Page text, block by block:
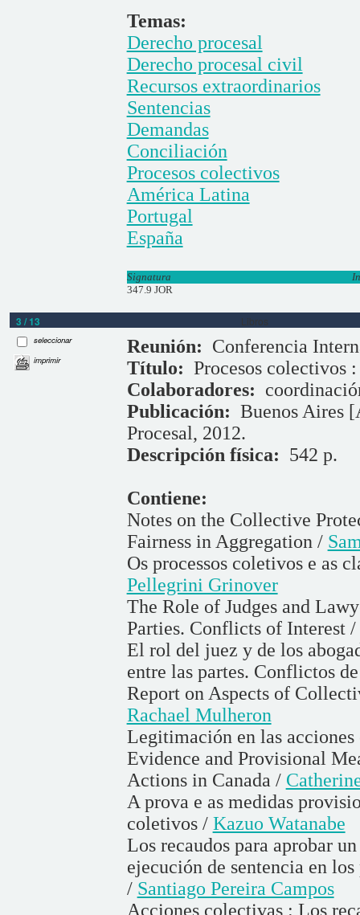
Temas:
Derecho procesal
Derecho procesal civil
Recursos extraordinarios
Sentencias
Demandas
Conciliación
Procesos colectivos
América Latina
Portugal
España
Signatura
347.9 JOR
3 / 13 Libros
seleccionar
imprimir
Reunión: Conferencia
Título: Procesos colectivos
Colaboradores:
Publicación: Buenos Aires
Procesal, 2012.
Descripción física: 542 p.
Contiene:
Notes on the Collective
Fairness in Aggregation /
Os processos coletivos e as
Pellegrini Grinover
The Role of Judges and
Parties. Conflicts of Interest /
El rol del juez y de los
entre las partes. Conflictos
Report on Aspects of
Rachael Mulheron
Legitimación en las
Evidence and Provisional
Actions in Canada /
A prova e as medidas
coletivos / Kazuo Watanabe
Los recaudos para aprobar
ejecución de sentencia en
/ Santiago Pereira Campos
Acciones colectivas : Los